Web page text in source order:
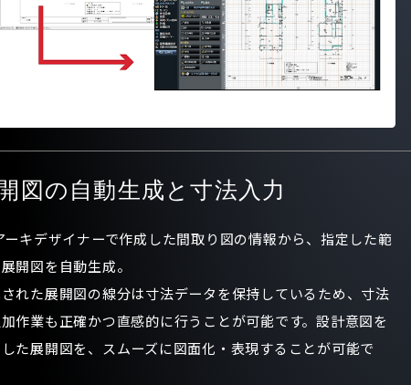
図の自動生成と寸法入力
ーキデザイナーで作成した間取り図の情報から、指定した範
開図を自動生成。
れた展開図の線分は寸法データを保持しているため、寸法
作業も正確かつ直感的に行うことが可能です。設計意図を
た展開図を、スムーズに図面化・表現することが可能で